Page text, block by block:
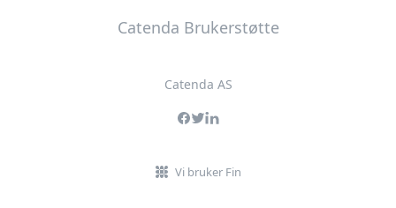
Catenda Brukerstøtte
Catenda AS
Vi bruker Fin